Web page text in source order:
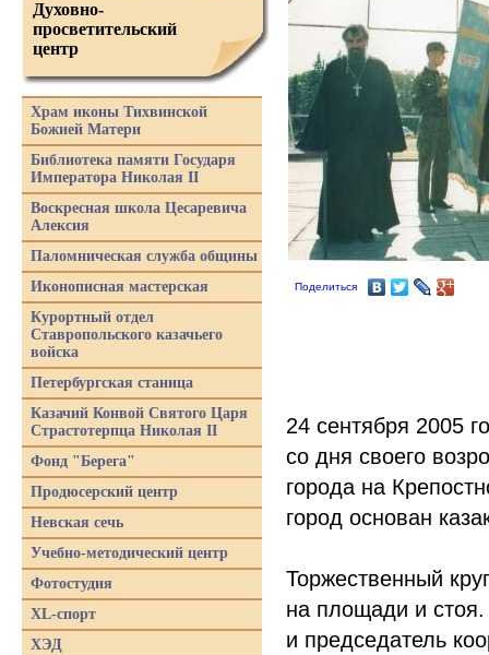
Поделиться
24 сентября 2005
со дня своего
города на
город основан
Торжественный
на площади и стоя.
и председатель
Духовно-
просветительский
центр
Храм иконы Тихвинской
Божией Матери
Библиотека памяти Государя
Императора Николая II
Воскресная школа Цесаревича
Алексия
Паломническая служба общины
Иконописная мастерская
Курортный отдел
Ставропольского казачьего
войска
Петербургская станица
Казачий Конвой Святого Царя
Страстотерпца Николая II
Фонд "Берега"
Продюсерский центр
Невская сечь
Учебно-методический центр
Фотостудия
XL-спорт
ХЭД